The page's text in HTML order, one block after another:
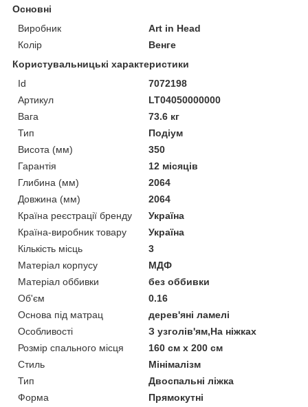
Основні
Виробник
Art in Head
Колір
Венге
Користувальницькі характеристики
Id
7072198
Артикул
LT04050000000
Вага
73.6 кг
Тип
Подіум
Висота (мм)
350
Гарантія
12 місяців
Глибина (мм)
2064
Довжина (мм)
2064
Країна реєстрації бренду
Україна
Країна-виробник товару
Україна
Кількість місць
3
Матеріал корпусу
МДФ
Матеріал оббивки
без оббивки
Об'єм
0.16
Основа під матрац
дерев'яні ламелі
Особливості
З узголів'ям,На ніжках
Розмір спального місця
160 см x 200 см
Стиль
Мінімалізм
Тип
Двоспальні ліжка
Форма
Прямокутні